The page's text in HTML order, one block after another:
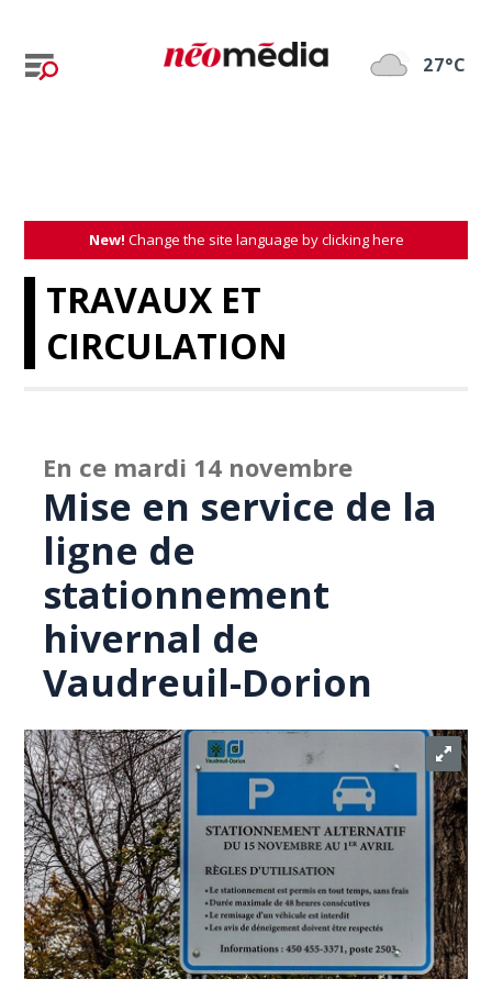
27°C
New! Change the site language by clicking here
TRAVAUX ET
CIRCULATION
En ce mardi 14 novembre
Mise en service de la
ligne de
stationnement
hivernal de
Vaudreuil-Dorion